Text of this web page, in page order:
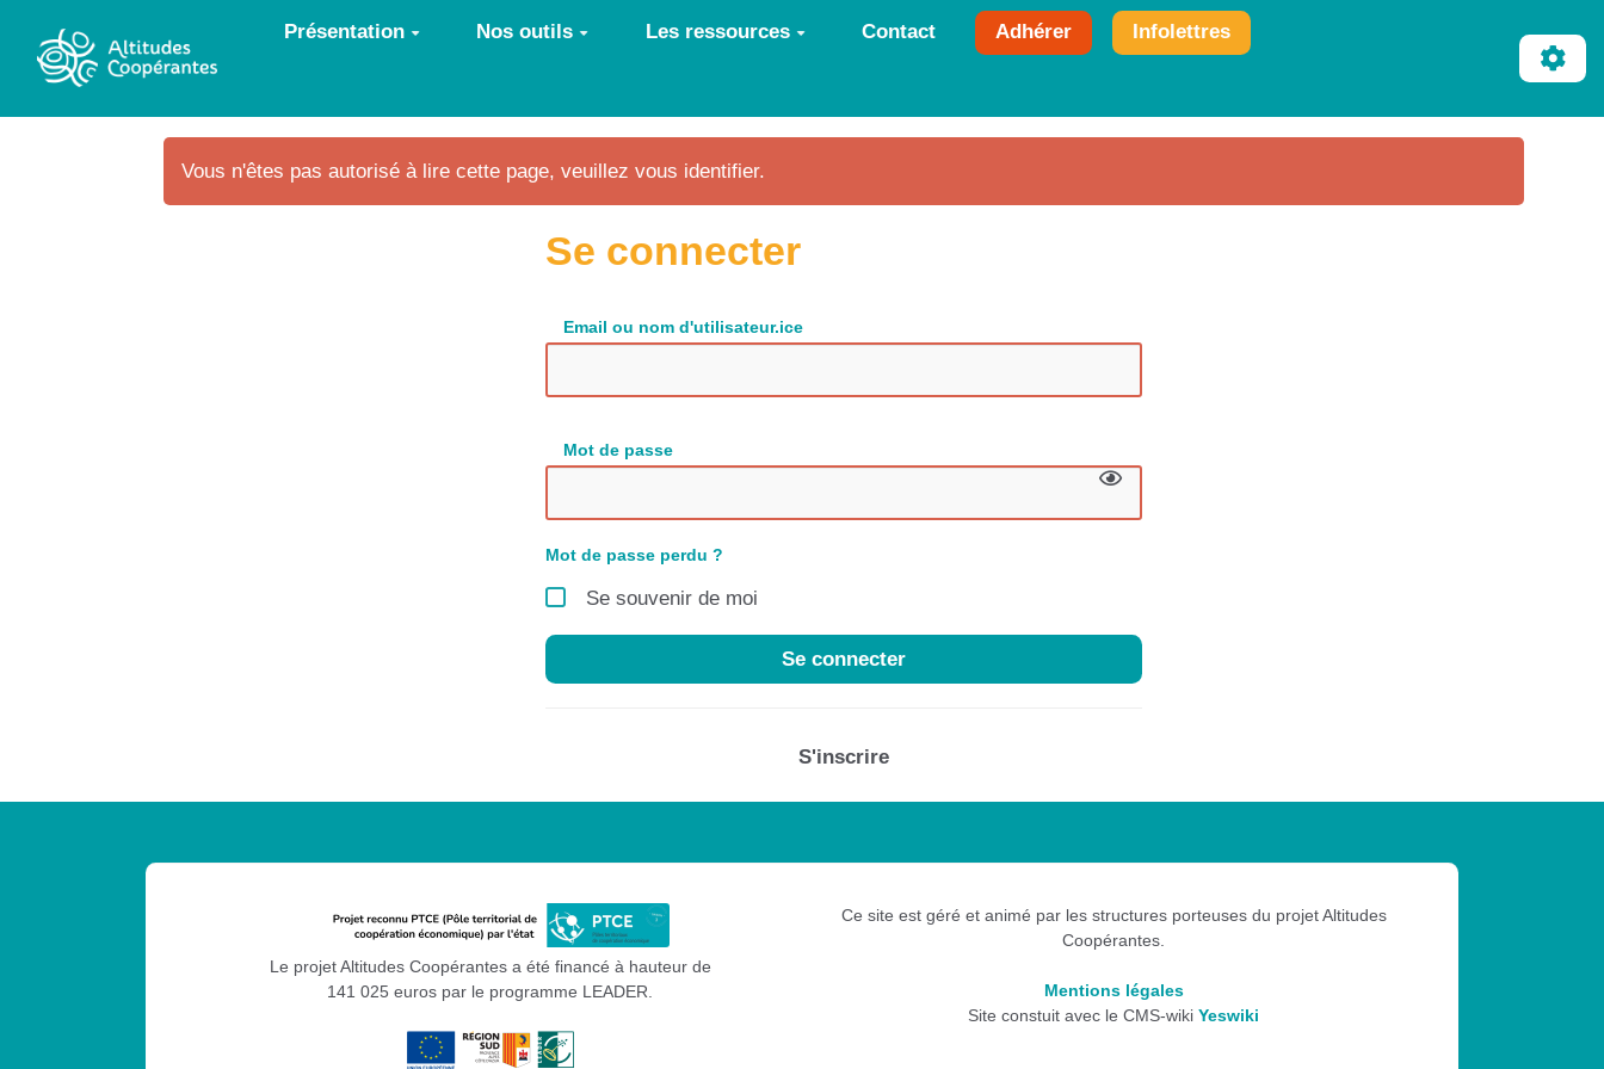
Aller au contenu principal Présentation Nos outils Les ressources Contact Adhérer Infolettres
Vous n'êtes pas autorisé à lire cette page, veuillez vous identifier.
Se connecter
Email ou nom d'utilisateur.ice
Mot de passe
Mot de passe perdu ?
Se souvenir de moi
Se connecter
S'inscrire
Le projet Altitudes Coopérantes a été financé à hauteur de
141 025 euros par le programme LEADER.
Ce site est géré et animé par les structures porteuses du projet Altitudes
Coopérantes.
Mentions légales
Site constuit avec le CMS-wikiYeswiki